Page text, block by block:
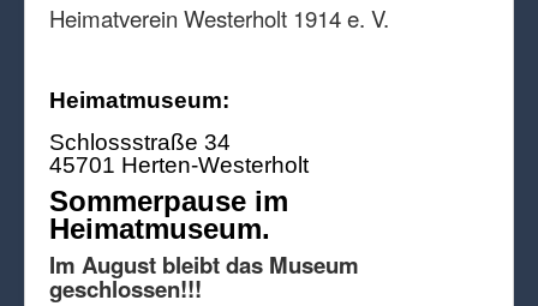
Heimatverein Westerholt 1914 e. V.
Heimatmuseum:
Schlossstraße 34
45701 Herten-Westerholt
Sommerpause im
Heimatmuseum.
Im August bleibt das Museum
geschlossen!!!